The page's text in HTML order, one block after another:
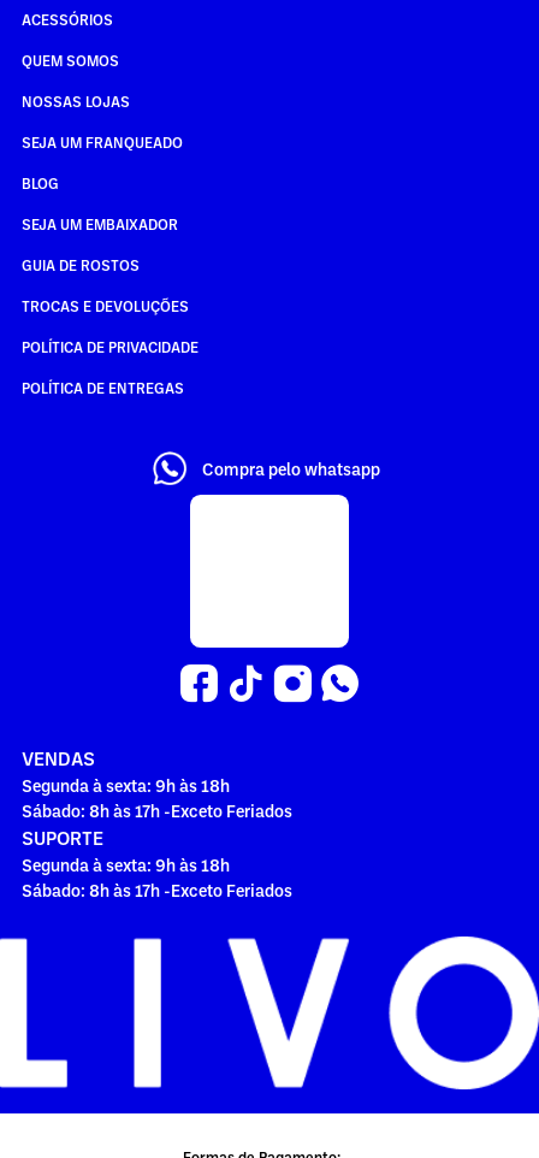
ACESSÓRIOS
QUEM SOMOS
NOSSAS LOJAS
SEJA UM FRANQUEADO
BLOG
SEJA UM EMBAIXADOR
GUIA DE ROSTOS
TROCAS E DEVOLUÇÕES
POLÍTICA DE PRIVACIDADE
POLÍTICA DE ENTREGAS
Compra pelo whatsapp
VENDAS
Segunda à sexta: 9h às 18h
Sábado: 8h às 17h -Exceto Feriados
SUPORTE
Segunda à sexta: 9h às 18h
Sábado: 8h às 17h -Exceto Feriados